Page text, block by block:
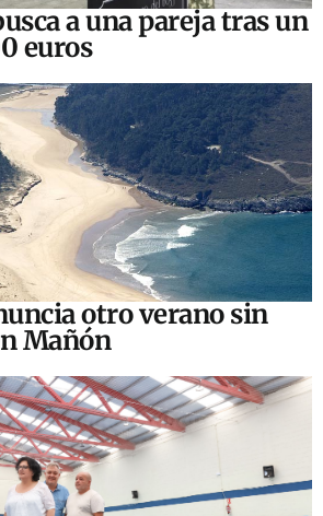
a una pareja tras un
euros
otro verano sin
Mañón